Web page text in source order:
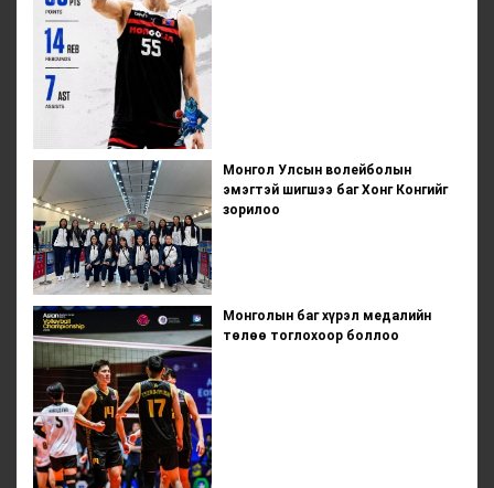
Монгол Улсын волейболын
эмэгтэй шигшээ баг Хонг Конгийг
зорилоо
Монголын баг хүрэл медалийн
төлөө тоглохоор боллоо